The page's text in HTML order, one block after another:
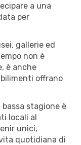
a una
per
gallerie ed
non è
è anche
offrano
bassa stagione è
locali al
unici,
quotidiana di